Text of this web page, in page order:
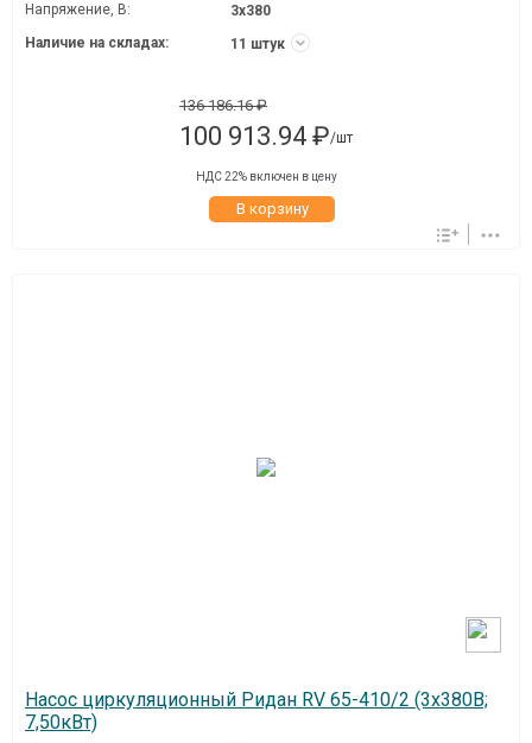
Напряжение, В:
3х380
Наличие на складах:
11 штук
136 186.16 ₽
100 913.94 ₽/шт
НДС 22% включен в цену
В корзину
Насос циркуляционный Ридан RV 65-410/2 (3х380В;
7,50кВт)